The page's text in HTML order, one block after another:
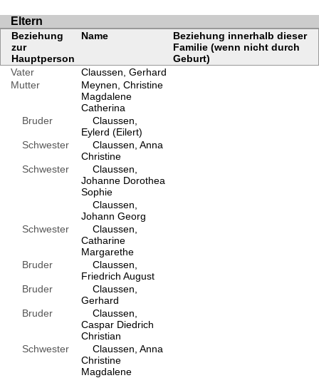
Eltern
Beziehung
zur
Hauptperson
Name
Beziehung innerhalb dieser
Familie (wenn nicht durch
Geburt)
Vater
Claussen, Gerhard
Mutter
Meynen, Christine
Magdalene
Catherina
Bruder
Claussen,
Eylerd (Eilert)
Schwester
Claussen, Anna
Christine
Schwester
Claussen,
Johanne Dorothea
Sophie
Claussen,
Johann Georg
Schwester
Claussen,
Catharine
Margarethe
Bruder
Claussen,
Friedrich August
Bruder
Claussen,
Gerhard
Bruder
Claussen,
Caspar Diedrich
Christian
Schwester
Claussen, Anna
Christine
Magdalene